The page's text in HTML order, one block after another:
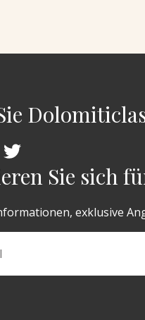
Sie sich
exklusive